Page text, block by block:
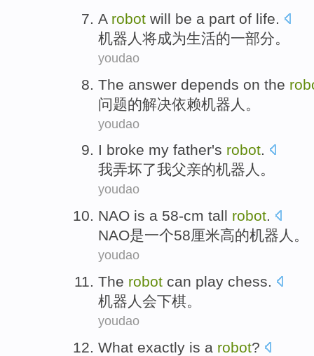
A robot will be a part of life.
机器人 将成为生活的一部分。
youdao
The answer depends on the
问题的解决依赖机器人 。
youdao
I broke my father's robot.
我弄坏了我父亲的机器人 。
youdao
NAO is a 58-cm tall robot.
NAO是一个58厘米高的机器人 。
youdao
The robot can play chess.
机器人 会下棋。
youdao
What exactly is a robot?